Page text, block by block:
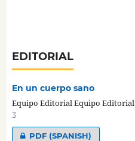
EDITORIAL
En un cuerpo sano
Equipo Editorial Equipo Editorial
3
PDF (SPANISH)